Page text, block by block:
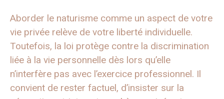
Aborder le naturisme comme un aspect de votre
vie privée relève de votre liberté individuelle.
Toutefois, la loi protège contre la discrimination
liée à la vie personnelle dès lors qu’elle
n’interfère pas avec l’exercice professionnel. Il
convient de rester factuel, d’insister sur la